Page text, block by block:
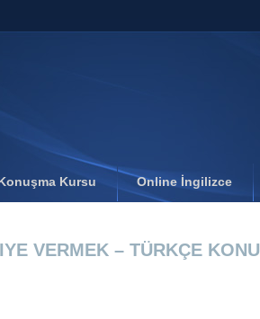
Kursu Online İngilizce
VERMEK – TÜRKÇE KONU